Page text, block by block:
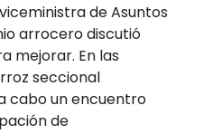
de Asuntos
arrocero discutió
mejorar. En las
seccional
cabo un encuentro
de